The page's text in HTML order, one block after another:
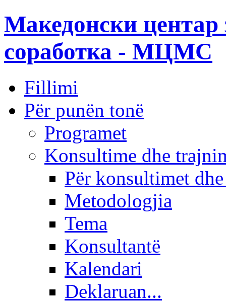
Македонски центар
соработка - МЦМС
Fillimi
Për punën tonë
Programet
Konsultime dhe
Për konsultimet
Metodologjia
Tema
Konsultantë
Kalendari
Deklaruan...